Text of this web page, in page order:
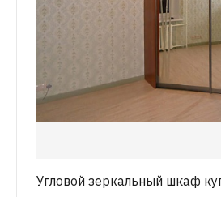
Угловой зеркальный шкаф